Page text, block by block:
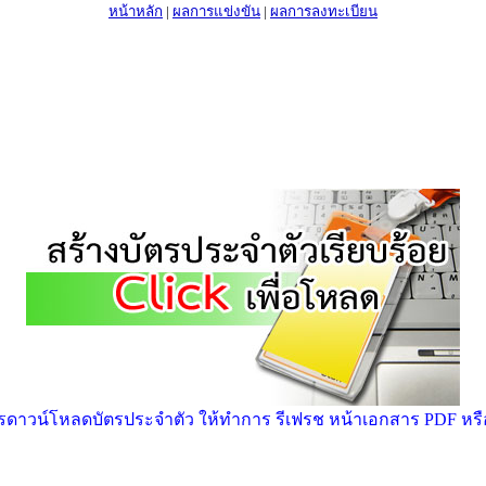
หน้าหลัก | ผลการแข่งขัน | ผลการลงทะเบียน
าวน์โหลดบัตรประจำตัว ให้ทำการ รีเฟรช หน้าเอกสาร PDF ห